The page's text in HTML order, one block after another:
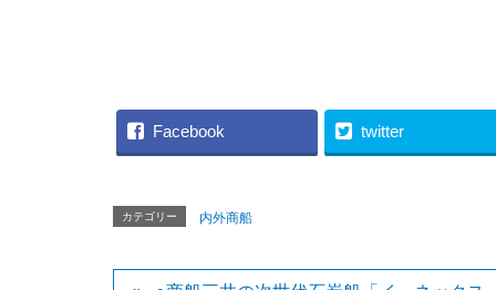
Facebook twitter
カテゴリー 内外商船